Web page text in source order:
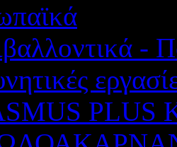
-
PLUS